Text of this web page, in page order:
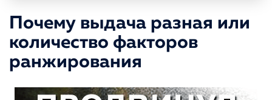
Почему выдача разная или
количество факторов
ранжирования